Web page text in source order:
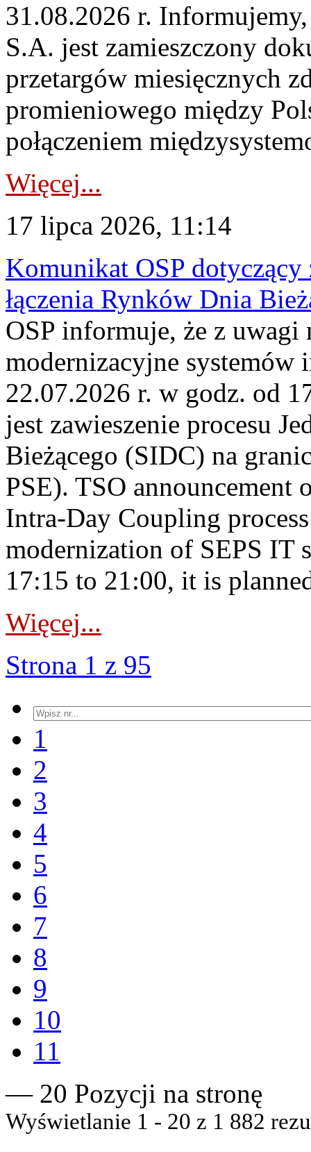
31.08.2026 r.
S.A. jest zamieszczony
przetargów miesięcznych
promieniowego między
połączeniem
Więcej...
17 lipca 2026, 11:14
Komunikat OSP dotyczący
łączenia Rynków Dnia
OSP informuje, że z uwagi
modernizacyjne systemów
22.07.2026 r. w godz. od
jest zawieszenie procesu
Bieżącego (SIDC) na
PSE). TSO announcement
Intra-Day Coupling
modernization of SEPS IT
17:15 to 21:00, it is
Więcej...
Strona 1 z 95
1
2
3
4
5
6
7
8
9
10
11
— 20 Pozycji na stronę
Wyświetlanie 1 - 20 z 1 882